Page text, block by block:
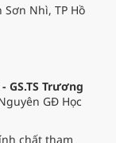
Sơn Nhì, TP Hồ
GS.TS Trương
GĐ Học
chất tham